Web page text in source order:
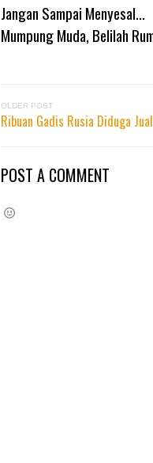
Jangan Sampai Menyesal...
Mumpung Muda, Belilah
OLDER POST
Ribuan Gadis Rusia Diduga
POST A COMMENT